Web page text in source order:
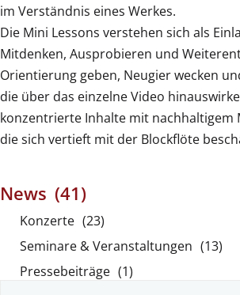
im Verständnis eines Werkes.
Die Mini Lessons verstehen sich als
Mitdenken, Ausprobieren und
Orientierung geben, Neugier wecken
die über das einzelne Video
konzentrierte Inhalte mit nachhaltigem
die sich vertieft mit der Blockflöte
News (41)
Konzerte (23)
Seminare & Veranstaltungen (13)
Pressebeiträge (1)